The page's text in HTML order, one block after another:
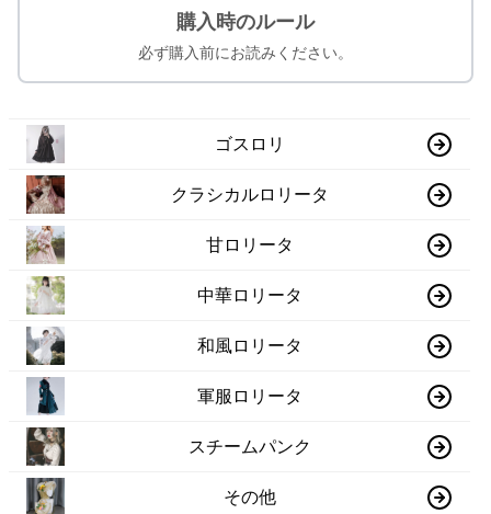
購入時のルール
必ず購入前にお読みください。
ゴスロリ
クラシカルロリータ
甘ロリータ
中華ロリータ
和風ロリータ
軍服ロリータ
スチームパンク
その他